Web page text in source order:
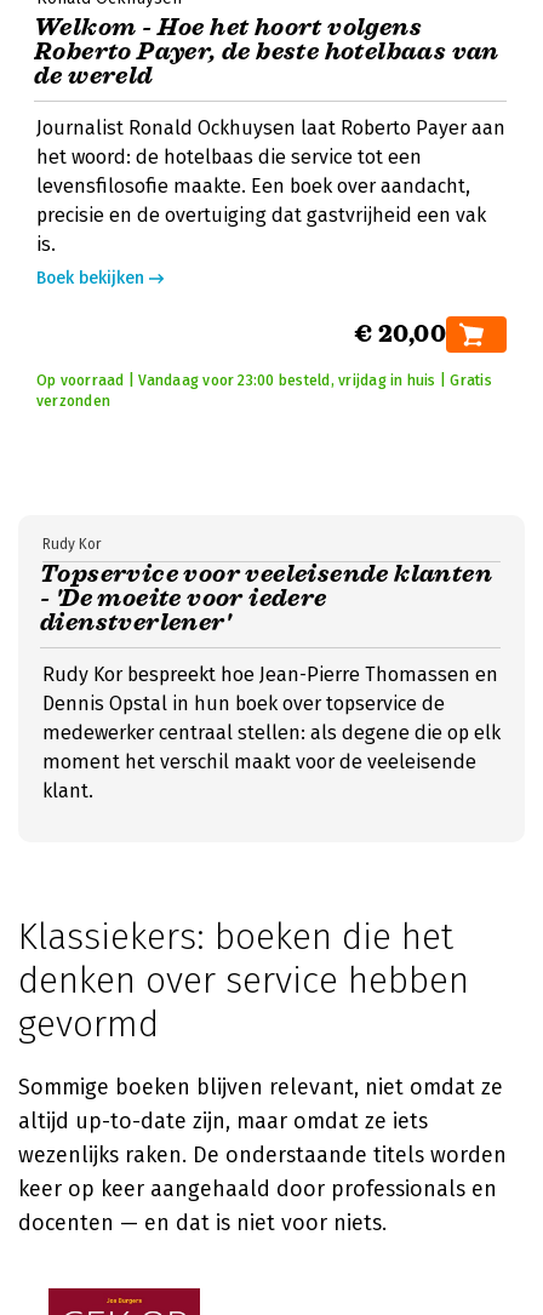
Welkom - Hoe het hoort volgens
Roberto Payer, de beste hotelbaas van
de wereld
Journalist Ronald Ockhuysen laat Roberto Payer aan
het woord: de hotelbaas die service tot een
levensfilosofie maakte. Een boek over aandacht,
precisie en de overtuiging dat gastvrijheid een vak
is.
Boek bekijken
€ 20,00
Op voorraad | Vandaag voor 23:00 besteld, vrijdag in huis | Gratis
verzonden
Topservice voor veeleisende klanten
- 'De moeite voor iedere
dienstverlener'
Rudy Kor
Rudy Kor bespreekt hoe Jean-Pierre Thomassen en
Dennis Opstal in hun boek over topservice de
medewerker centraal stellen: als degene die op elk
moment het verschil maakt voor de veeleisende
klant.
Klassiekers: boeken die het
denken over service hebben
gevormd
Sommige boeken blijven relevant, niet omdat ze
altijd up-to-date zijn, maar omdat ze iets
wezenlijks raken. De onderstaande titels worden
keer op keer aangehaald door professionals en
docenten — en dat is niet voor niets.